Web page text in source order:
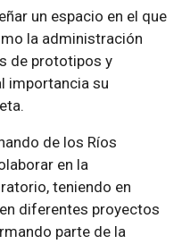
un espacio en el que
la administración
de prototipos y
importancia su
de los Ríos
en la
teniendo en
diferentes proyectos
parte de la